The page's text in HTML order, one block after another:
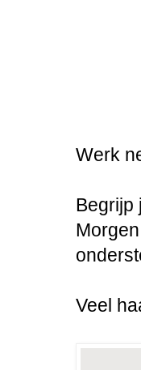
Werk
Begrijp
Veel